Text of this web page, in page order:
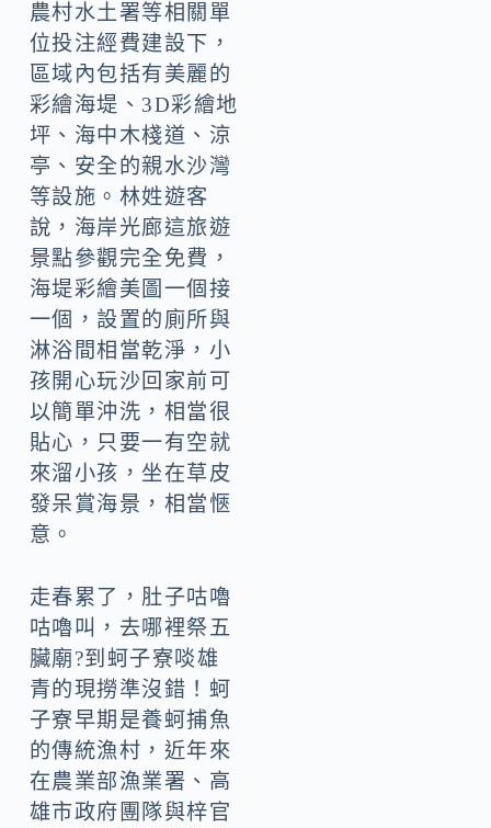
農村水土署等相關單
位投注經費建設下，
區域內包括有美麗的
彩繪海堤、3D彩繪地
坪、海中木棧道、涼
亭、安全的親水沙灣
等設施。林姓遊客
說，海岸光廊這旅遊
景點參觀完全免費，
海堤彩繪美圖一個接
一個，設置的廁所與
淋浴間相當乾淨，小
孩開心玩沙回家前可
以簡單沖洗，相當很
貼心，只要一有空就
來溜小孩，坐在草皮
發呆賞海景，相當愜
意。
走春累了，肚子咕嚕
咕嚕叫，去哪裡祭五
臟廟?到蚵子寮啖雄
青的現撈準沒錯！蚵
子寮早期是養蚵捕魚
的傳統漁村，近年來
在農業部漁業署、高
雄市政府團隊與梓官